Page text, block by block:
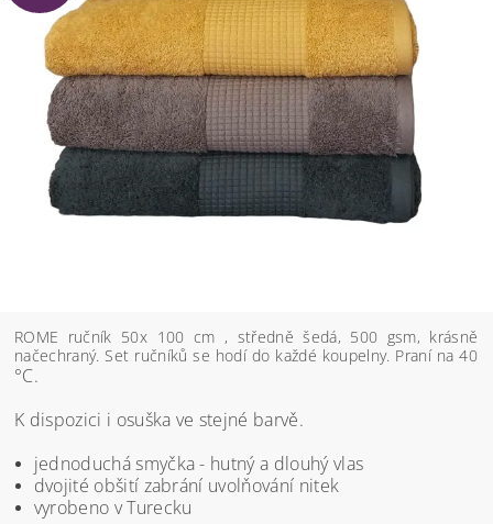
ROME ručník 50x 100 cm , středně šedá, 500 gsm, krásně
načechraný. Set ručníků se hodí do každé koupelny. Praní na 40
°C.
K dispozici i osuška ve stejné barvě.
jednoduchá smyčka - hutný a dlouhý vlas
dvojité obšití zabrání uvolňování nitek
vyrobeno v Turecku